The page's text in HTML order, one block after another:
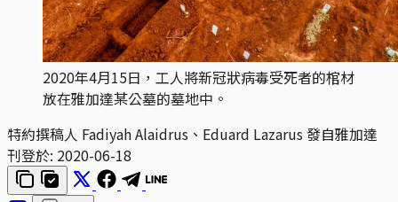
2020年4月15日，工人將新冠狀病毒受死者的棺材
放在雅加達某公墓的墓地中。
特約撰稿人 Fadiyah Alaidrus、Eduard Lazarus 發自雅加達
刊登於: 2020-06-18